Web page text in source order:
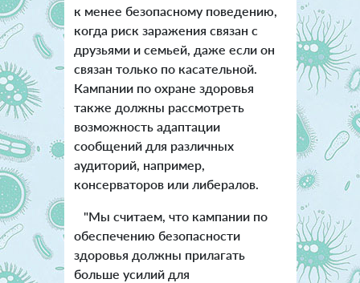
к менее безопасному поведению,
когда риск заражения связан с
друзьями и семьей, даже если он
связан только по касательной.
Кампании по охране здоровья
также должны рассмотреть
возможность адаптации
сообщений для различных
аудиторий, например,
консерваторов или либералов.
"Мы считаем, что кампании по
обеспечению безопасности
здоровья должны прилагать
больше усилий для